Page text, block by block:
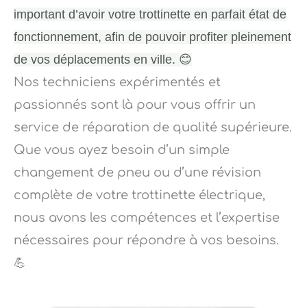
important d’avoir votre trottinette en parfait état de
fonctionnement, afin de pouvoir profiter pleinement
de vos déplacements en ville. 😊
Nos techniciens expérimentés et
passionnés sont là pour vous offrir un
service de réparation de qualité supérieure.
Que vous ayez besoin d’un simple
changement de pneu ou d’une révision
complète de votre trottinette électrique,
nous avons les compétences et l’expertise
nécessaires pour répondre à vos besoins.
💪